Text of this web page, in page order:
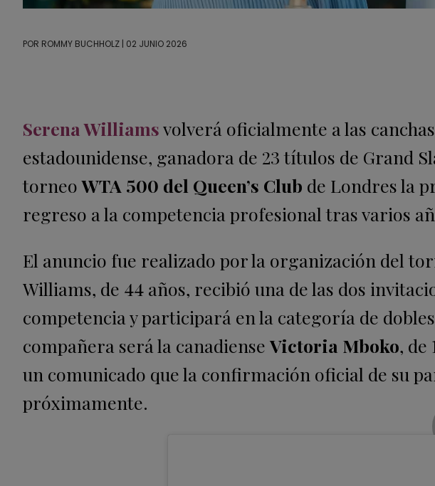
POR ROMMY BUCHHOLZ | 02 JUNIO 2026
Serena Williamsvolverá oficialmente a las
estadounidense, ganadora de 23 títulos de Grand
torneoWTA 500 del Queen’s Club de Londres la
regreso a la competencia profesional tras varios
El anuncio fue realizado por la organización del
Williams, de 44 años, recibió una de las dos
competencia y participará en la categoría de
compañera será la canadiense Victoria Mboko, de
un comunicado que la confirmación oficial de su
próximamente.